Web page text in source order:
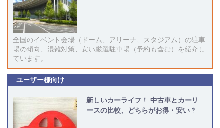
全国のイベント会場（ドーム、アリーナ、スタジアム）の駐車
場の傾向、混雑対策、安い厳選駐車場（予約も含む）を紹介し
ています。
ユーザー様向け
新しいカーライフ！ 中古車とカーリ
ースの比較、どちらがお得・安い？